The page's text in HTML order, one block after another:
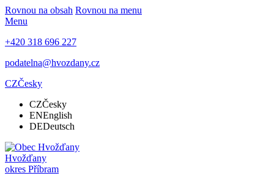
Rovnou na obsah Rovnou na menu
Menu
+420 318 696 227
podatelna@hvozdany.cz
CZČesky
CZČesky
ENEnglish
DEDeutsch
Hvožďany
okres Příbram